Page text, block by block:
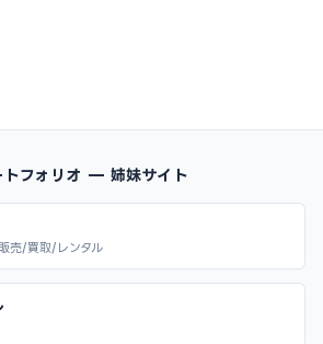
トフォリオ — 姉妹サイト
売/買取/レンタル